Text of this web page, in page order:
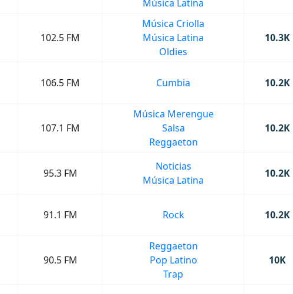
Música Latina
102.5 FM
Música Criolla
Música Latina
Oldies
10.3K
106.5 FM Cumbia 10.2K
107.1 FM
Música Merengue
Salsa
Reggaeton
10.2K
95.3 FM
Noticias
Música Latina
10.2K
91.1 FM Rock 10.2K
90.5 FM
Reggaeton
Pop Latino
Trap
10K